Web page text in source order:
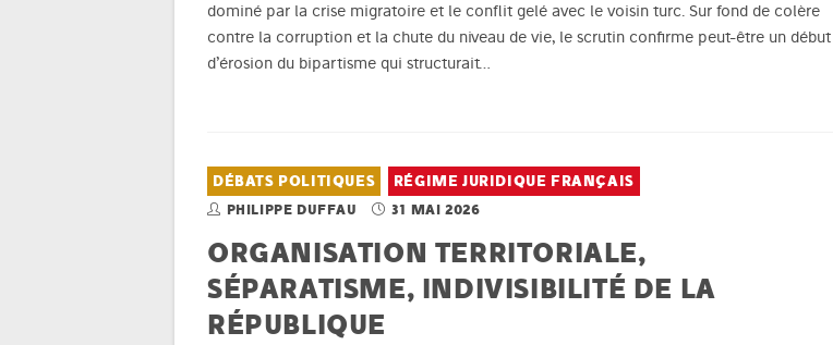
dominé par la crise migratoire et le conflit gelé avec le voisin turc. Sur fond de colère
contre la corruption et la chute du niveau de vie, le scrutin confirme peut-être un début
d’érosion du bipartisme qui structurait…
DÉBATS POLITIQUES RÉGIME JURIDIQUE FRANÇAIS
PHILIPPE DUFFAU 31 MAI 2026
ORGANISATION TERRITORIALE,
SÉPARATISME, INDIVISIBILITÉ DE LA
RÉPUBLIQUE